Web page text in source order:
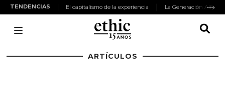
TENDENCIAS El capitalismo de la experiencia
ARTÍCULOS